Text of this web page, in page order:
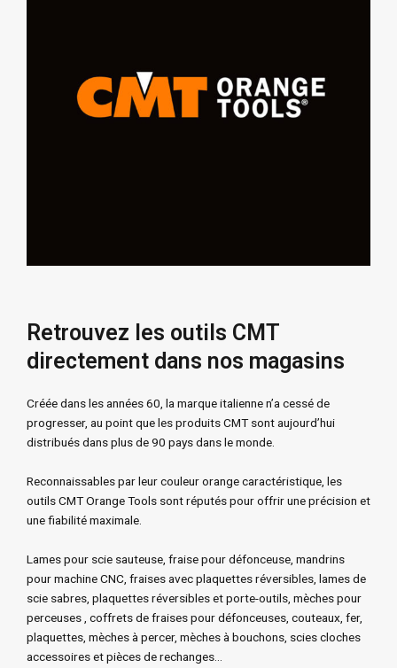
Retrouvez les outils CMT
directement dans nos magasins
Créée dans les années 60, la marque italienne n’a cessé de
progresser, au point que les produits CMT sont aujourd’hui
distribués dans plus de 90 pays dans le monde.
Reconnaissables par leur couleur orange caractéristique, les
outils CMT Orange Tools sont réputés pour offrir une précision et
une fiabilité maximale.
Lames pour scie sauteuse, fraise pour défonceuse, mandrins
pour machine CNC, fraises avec plaquettes réversibles, lames de
scie sabres, plaquettes réversibles et porte-outils, mèches pour
perceuses , coffrets de fraises pour défonceuses, couteaux, fer,
plaquettes, mèches à percer, mèches à bouchons, scies cloches
accessoires et pièces de rechanges…